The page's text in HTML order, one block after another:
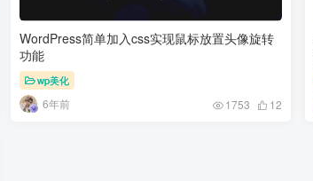
WordPress简单加入css实现鼠标放置头像旋转
功能
wp美化
6年前 1753 12